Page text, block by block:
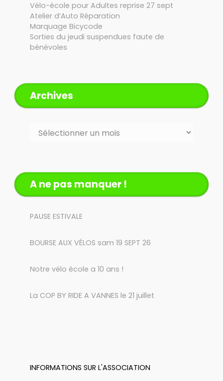
Vélo-école pour Adultes reprise 27 sept
Atelier d’Auto Réparation
Marquage Bicycode
Sorties du jeudi suspendues faute de
bénévoles
Archives
Archives
A ne pas manquer !
PAUSE ESTIVALE
BOURSE AUX VÉLOS sam 19 SEPT 26
Notre vélo école a 10 ans !
La COP BY RIDE A VANNES le 21 juillet
INFORMATIONS SUR L'ASSOCIATION